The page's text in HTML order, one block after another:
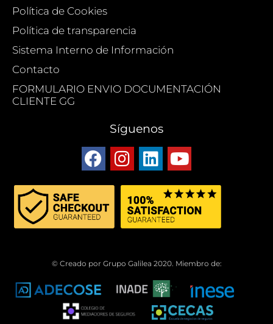
Política de Cookies
Política de transparencia
Sistema Interno de Información
Contacto
FORMULARIO ENVIO DOCUMENTACIÓN
CLIENTE GG
Síguenos
© Creado por Grupo Galilea 2020. Miembro de: